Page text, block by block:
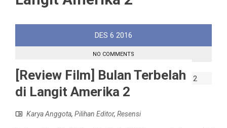
DES 6 2016
NO COMMENTS
[Review Film] Bulan Terbelah
di Langit Amerika 2
Karya Anggota, Pilihan Editor, Resensi